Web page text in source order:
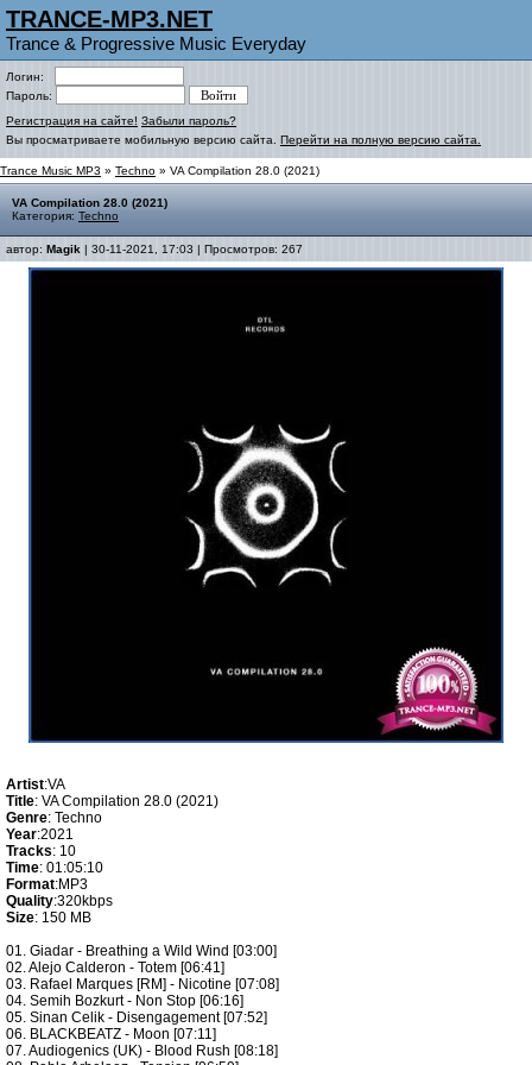
TRANCE-MP3.NET
Trance & Progressive Music Everyday
Логин:
Пароль:
Регистрация на сайте! Забыли пароль?
Вы просматриваете мобильную версию сайта. Перейти на полную версию сайта.
Trance Music MP3 » Techno » VA Compilation 28.0 (2021)
VA Compilation 28.0 (2021)
Категория: Techno
автор: Magik | 30-11-2021, 17:03 | Просмотров: 267
Artist:VA
Title: VA Compilation 28.0 (2021)
Genre: Techno
Year:2021
Tracks: 10
Time: 01:05:10
Format:MP3
Quality:320kbps
Size: 150 MB
01. Giadar - Breathing a Wild Wind [03:00]
02. Alejo Calderon - Totem [06:41]
03. Rafael Marques [RM] - Nicotine [07:08]
04. Semih Bozkurt - Non Stop [06:16]
05. Sinan Celik - Disengagement [07:52]
06. BLACKBEATZ - Moon [07:11]
07. Audiogenics (UK) - Blood Rush [08:18]